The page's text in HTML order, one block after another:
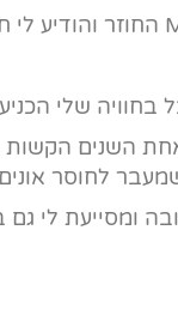
בחוויה שלי
השנים
לחוסר
ומסייעת לי